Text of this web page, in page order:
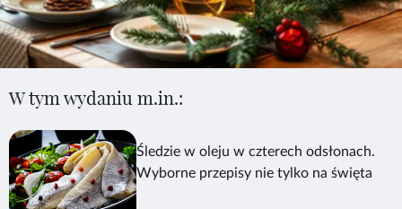
W tym wydaniu m.in.:
Śledzie w oleju w czterech odsłonach.
Wyborne przepisy nie tylko na święta